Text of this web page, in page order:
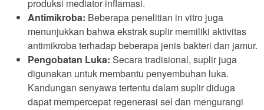
produksi mediator inflamasi.
Antimikroba: Beberapa penelitian in vitro juga
menunjukkan bahwa ekstrak suplir memiliki aktivitas
antimikroba terhadap beberapa jenis bakteri dan jamur.
Pengobatan Luka: Secara tradisional, suplir juga
digunakan untuk membantu penyembuhan luka.
Kandungan senyawa tertentu dalam suplir diduga
dapat mempercepat regenerasi sel dan mengurangi